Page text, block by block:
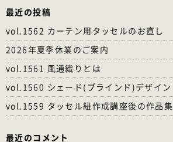
最近の投稿
vol.1562 カーテン用タッセルのお直し
2026年夏季休業のご案内
vol.1561 風通織りとは
vol.1560 シェード(ブラインド)デザイン
vol.1559 タッセル紐作成講座後の作品集
最近のコメント